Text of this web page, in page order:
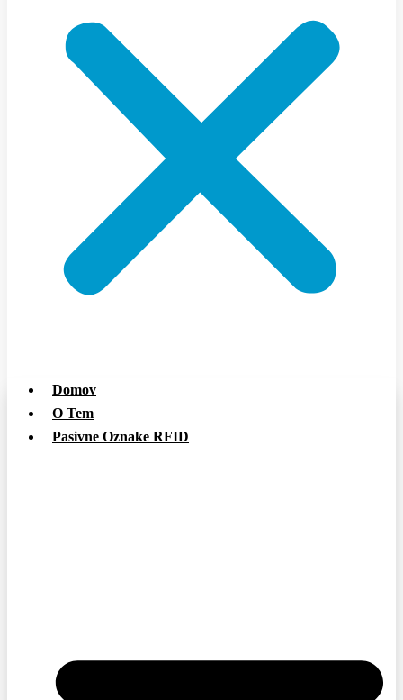
Domov
O Tem
Pasivne Oznake RFID